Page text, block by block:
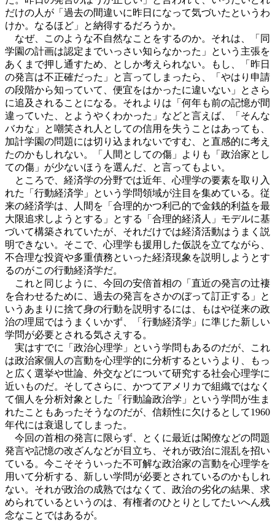
だけの人が「過去の間違いに昨日になって気づいたというわ
けか。なるほど」と納得するだろうか。
なぜ、このような不自然なことをするのか。それは、「同
学園の計画は認定までいっさい知らなかった」という主張を
あくまで押し通すため、としか考えられない。もし、「昨日
の発言は不正確だった」と言ってしまったら、「やはり申請
の段階から知っていて、便宜をはかったに違いない」とさら
に追及されることになる。それよりは「何年も前の記憶が間
違っていた、とようやくわかった」などと言えば、「そんな
バカな」と嘲笑され人としての信用を失うことはあっても、
加計学園の問題には切り込まれないですむ、と直感的に考え
たのかもしれない。「人間としての傷」よりも「政治家とし
ての傷」が少ないほうを選んだ、と言ってもよい。
ところで、経済学の分野では近年、心理学の要素を取り入
れた「行動経済学」という学問領域が注目を集めている。従
来の経済学は、人間を「合理的かつ利己的で金銭的利益を最
大限追求しようとする」とする「合理的経済人」モデルに基
づいて構築されていたが、それだけでは経済活動はうまく説
明できない。そこで、心理学も援用した仮説を立てながら、
不合理な投資や多重債務といった経済現象を説明しようとす
るのがこの行動経済学だ。
これと同じように、今回の安倍首相の「直近の発言の辻褄
を合わせるために、過去の発言をさかのぼって訂正する」と
いうあまりに捨て身の行動を説明するには、もはや従来の政
治の理屈ではうまくいかず、「行動経済学」に準じた新しい
学問が必要とされる気さえする。
実はすでに「政治心理学」という学問もあるのだが、これ
は政治家個人の言動を心理学的に分析するというより、もっ
と広く選挙や世論、外交などについて研究する社会心理学に
近いものだ。そしてさらに、かつてアメリカで組織ではなく
て個人を分析対象とした「行動論政治学」という学問が生ま
れたこともあったそうなのだが、信頼性に欠けるとして1960
年代には衰退してしまった。
今回の首相の発言に限らず、とくに最近は閣僚などの問題
発言や記憶の改ざんなどが目立ち、それが政治に混乱を招い
ている。今こそそういった不可解な政治家の言動を心理学を
用いて分析する、新しい学問が必要とされているのかもしれ
ない。それが政治の成熟ではなくて、政治の劣化の結果、求
められているというのは、有権者のひとりとしてたいへん残
念なことではあるが。